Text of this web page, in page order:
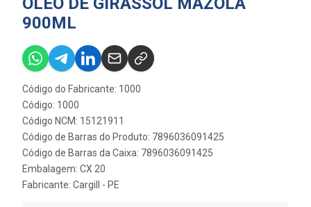
900ML
Código do Fabricante: 1000
Código: 1000
Código NCM: 15121911
Código de Barras do Produto: 7896036091425
Código de Barras da Caixa: 7896036091425
Embalagem: CX 20
Fabricante: Cargill - PE